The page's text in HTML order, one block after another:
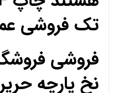
تک فروشی
نخ پارچه